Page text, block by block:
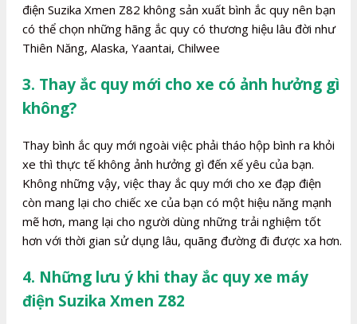
điện Suzika Xmen Z82 không sản xuất bình ắc quy nên bạn
có thể chọn những hãng ắc quy có thương hiệu lâu đời như
Thiên Năng, Alaska, Yaantai, Chilwee
3. Thay ắc quy mới cho xe có ảnh hưởng gì
không?
Thay bình ắc quy mới ngoài việc phải tháo hộp bình ra khỏi
xe thì thực tế không ảnh hưởng gì đến xế yêu của bạn.
Không những vậy, việc thay ắc quy mới cho xe đạp điện
còn mang lại cho chiếc xe của bạn có một hiệu năng mạnh
mẽ hơn, mang lại cho người dùng những trải nghiệm tốt
hơn với thời gian sử dụng lâu, quãng đường đi được xa hơn.
4. Những lưu ý khi thay ắc quy xe máy
điện Suzika Xmen Z82